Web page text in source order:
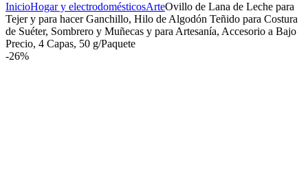
InicioHogar y electrodomésticosArteOvillo de Lana de Leche para
Tejer y para hacer Ganchillo, Hilo de Algodón Teñido para Costura
de Suéter, Sombrero y Muñecas y para Artesanía, Accesorio a Bajo
Precio, 4 Capas, 50 g/Paquete
-26%